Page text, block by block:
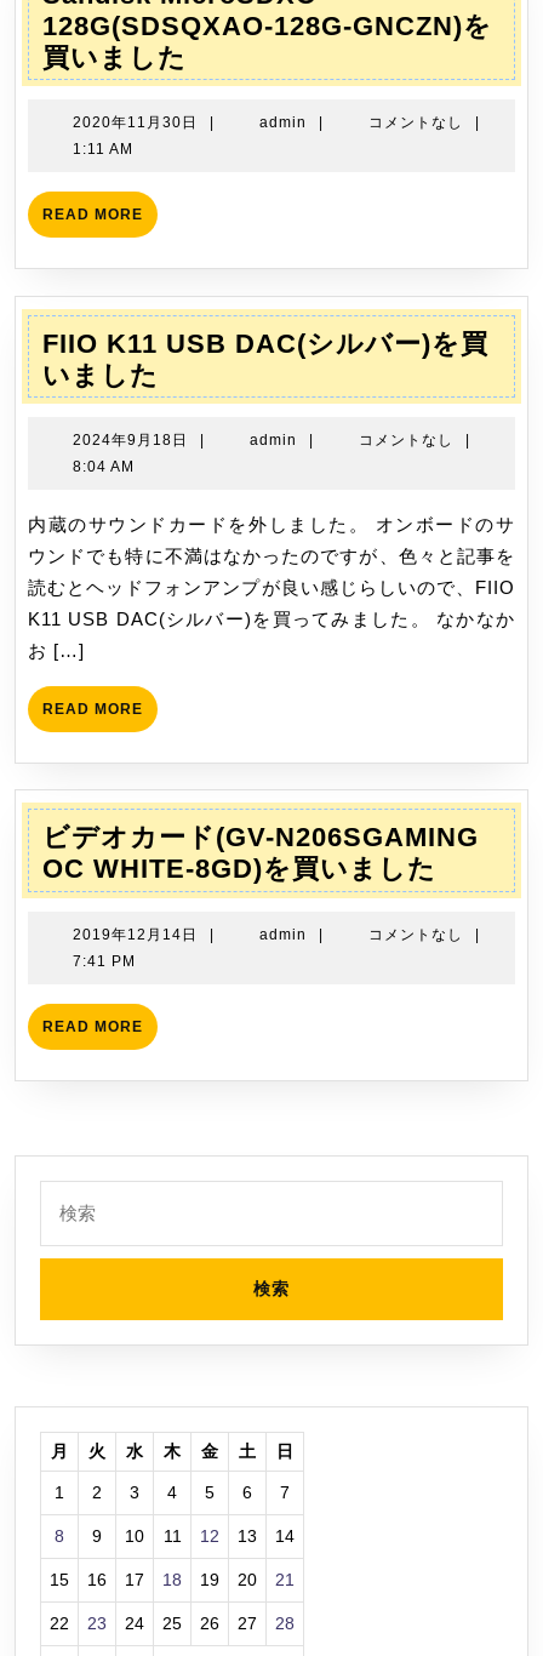
シ
ョ
ン
128G(SDSQXAO-128G-GNCZN)を
買いました
MicroSDXC
128G(SDSQXAO-
い
ま
し
2020年11月30日
2020
admin admin コメントなし
1:11 AM
READ MORE READ
MORE
FIIO K11 USB DAC(シルバー)を買
いました
K11
USB
バ
ー)
を
買
2024年9月18日
2024
月
18
admin admin コメントなし
8:04 AM
内蔵のサウンドカードを外しました。 オンボードのサ
ウンドでも特に不満はなかったのですが、色々と記事を
読むとヘッドフォンアンプが良い感じらしいので、FIIO
K11 USB DAC(シルバー)を買ってみました。 なかなか
お […]
READ MORE READ
MORE
ビデオカード(GV-N206SGAMING
OC WHITE-8GD)を買いました
デ
オ
WHITE-
8GD)
買
し
2019年12月14日
2019
| admin admin
| コメントなし
|
7:41 PM
READ MORE READ
MORE
索:
月 火 水 木 金 土 日
1 2 3 4 5 6 7
8 9 10 11 12 13 14
15 16 17 18 19 20 21
22 23 24 25 26 27 28